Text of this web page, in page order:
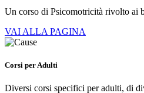
Un corso di Psicomotricità rivolto ai
VAI ALLA PAGINA
Corsi per Adulti
Diversi corsi specifici per adulti, di